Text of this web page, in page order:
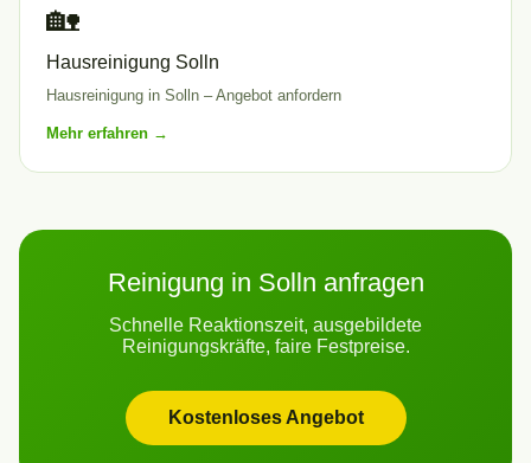
🏡
Hausreinigung Solln
Hausreinigung in Solln – Angebot anfordern
Mehr erfahren →
Reinigung in Solln anfragen
Schnelle Reaktionszeit, ausgebildete
Reinigungskräfte, faire Festpreise.
Kostenloses Angebot